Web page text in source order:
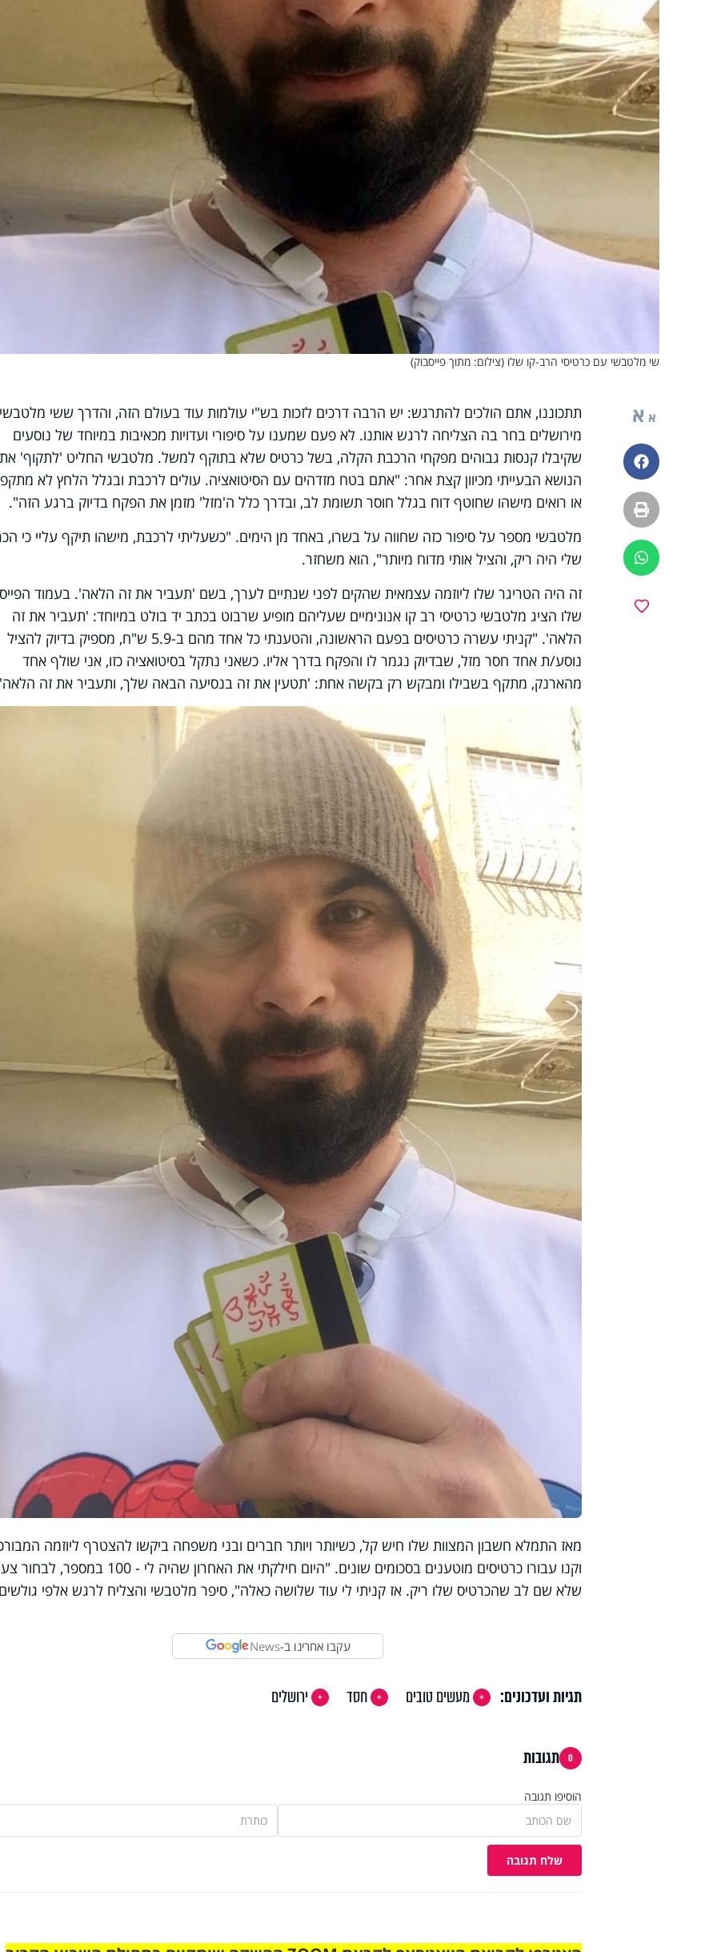
שי מלטבשי עם כרטיסי הרב-קו שלו (צילום: מתוך פייסבוק)
א א
פייסבוק
הדפסה
ווטסאפ
תתכוננו, אתם הולכים להתרגש: יש הרבה דרכים לזכות בש"י עולמות עוד בעולם הזה, והדרך ששי מלטבשי
מירושלים בחר בה הצליחה לרגש אותנו. לא פעם שמענו על סיפורי ועדויות מכאיבות במיוחד של נוסעים
שקיבלו קנסות גבוהים מפקחי הרכבת הקלה, בשל כרטיס שלא בתוקף למשל. מלטבשי החליט 'לתקוף' את
הנושא הבעייתי מכיוון קצת אחר: "אתם בטח מזדהים עם הסיטואציה. עולים לרכבת ובגלל הלחץ לא
או רואים מישהו שחוטף דוח בגלל חוסר תשומת לב, ובדרך כלל ה'מזל' מזמן את הפקח בדיוק ברגע הזה".
מלטבשי מספר על סיפור כזה שחווה על בשרו, באחד מן הימים. "כשעליתי לרכבת, מישהו תיקף עליי כי
שלי היה ריק, והציל אותי מדוח מיותר", הוא משחזר.
זה היה הטריגר שלו ליוזמה עצמאית שהקים לפני שנתיים לערך, בשם 'תעביר את זה הלאה'. בעמוד
שלו הציג מלטבשי כרטיסי רב קו אנונימיים שעליהם מופיע שרבוט בכתב יד בולט במיוחד: 'תעביר את זה
הלאה'. "קניתי עשרה כרטיסים בפעם הראשונה, והטענתי כל אחד מהם ב-5.9 ש"ח, מספיק בדיוק להציל
נוסע/ת אחד חסר מזל, שבדיוק נגמר לו והפקח בדרך אליו. כשאני נתקל בסיטואציה כזו, אני שולף אחד
מהארנק, מתקף בשבילו ומבקש רק בקשה אחת: 'תטעין את זה בנסיעה הבאה שלך, ותעביר את זה
מאז התמלא חשבון המצוות שלו חיש קל, כשיותר ויותר חברים ובני משפחה ביקשו להצטרף ליוזמה
וקנו עבורו כרטיסים מוטענים בסכומים שונים. "היום חילקתי את האחרון שהיה לי - 100 במספר,
שלא שם לב שהכרטיס שלו ריק. אז קניתי לי עוד שלושה כאלה", סיפר מלטבשי והצליח לרגש אלפי
עקבו אחרינו ב-News
תגיות ועדכונים: מעשים טובים חסד ירושלים
0 תגובות
הוסיפו תגובה
שלח תגובה